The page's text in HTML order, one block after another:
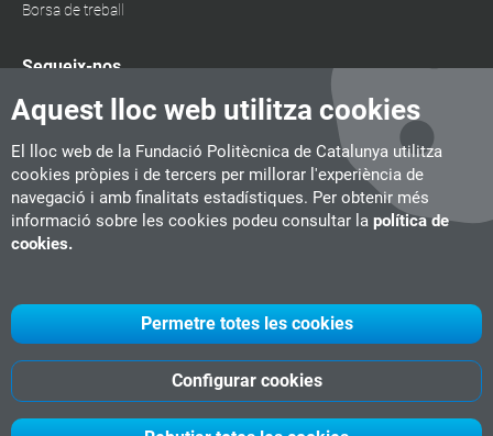
Aquest lloc web utilitza cookies
El lloc web de la Fundació Politècnica de Catalunya utilitza
cookies pròpies i de tercers per millorar l'experiència de
navegació i amb finalitats estadístiques. Per obtenir més
informació sobre les cookies podeu consultar la política de
cookies.
Configurar cookies
Permetre totes les cookies
Borsa de treball
Segueix-nos
UPC CITM
UPC Videogames